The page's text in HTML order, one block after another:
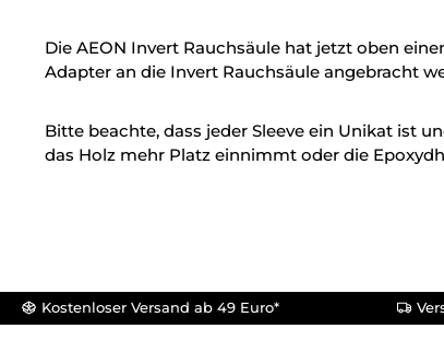
Die AEON Invert Rauchsäule hat jetzt oben
Adapter an die Invert Rauchsäule angebracht
Bitte beachte, dass jeder Sleeve ein Unikat ist
das Holz mehr Platz einnimmt oder die
Kostenloser Versand ab 49 Euro*